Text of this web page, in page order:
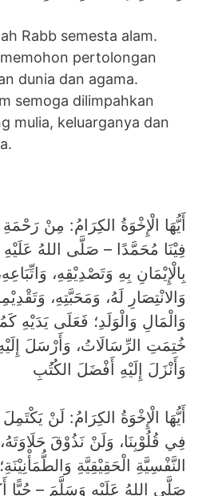
Rabb semesta alam.
pertolongan
dunia dan agama.
semoga dilimpahkan
mulia, keluarganya dan
أَيُّهَا الْإِخْوَةُ الكِرَامُ: مِنْ
فِيْنَا مُحَمَّدًا – صَلَّى اللهُ
بِالْإِيْمَانِ بِهِ وَتَصْدِيْقِهِ،
وَالانْتِصَارِ لَهُ، وَمَحَبَّتِهِ،
وَالْمَالِ وَالْوَلَدِ؛ فَعَلَى يَدَيْهِ
خُتِمَتِ الرِّسَالَاتُ، وَأَرْسَلَ
وَأَنْزَلَ إِلَيْهِ أَفْضَلَ الكُتُبِ
أَيُّهَا الْإِخْوَةُ الكِرَامُ: لَنْ
فِي قُلُوْبِنَا، وَلَنْ نَذُوْقَ
النَّفْسِيَّةِ الْحَقِيْقِيَّةِ
صَلَّى اللهُ عَلَيْهِ وَسَلَّمَ – حُبًّا